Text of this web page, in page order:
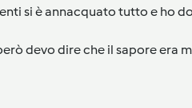
si è annacquato tutto e ho
devo dire che il sapore era